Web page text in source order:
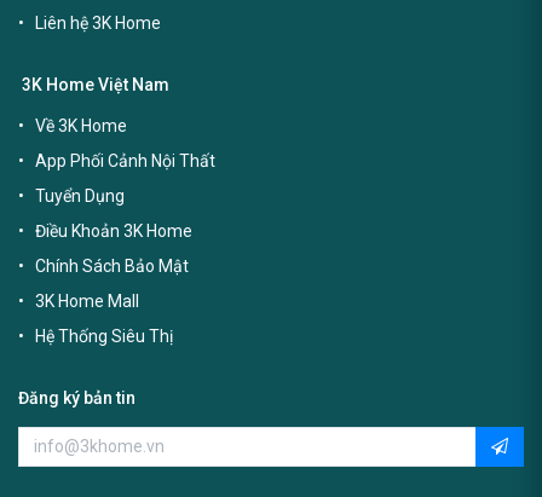
Liên hệ 3K Home
3K Home Việt Nam
Về 3K Home
App Phối Cảnh Nội Thất
Tuyển Dụng
Điều Khoản 3K Home
Chính Sách Bảo Mật
3K Home Mall
Hệ Thống Siêu Thị
Đăng ký bản tin